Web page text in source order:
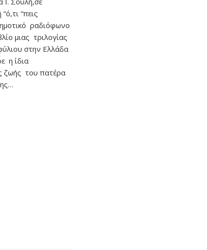
“πεις
ραδιόφωνο
μιας τριλογίας
στην Ελλάδα
η ίδια
ζωής του πατέρα